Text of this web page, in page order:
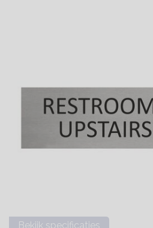
Bekijk specificaties